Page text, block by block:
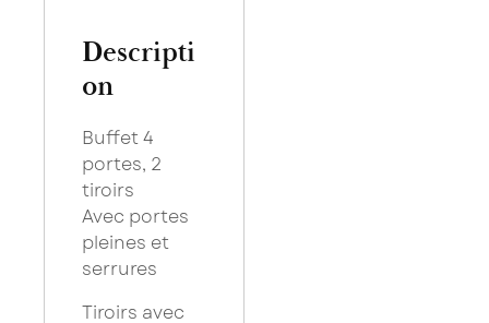
Descripti
on
Buffet 4
portes, 2
tiroirs
Avec portes
pleines et
serrures
Tiroirs avec